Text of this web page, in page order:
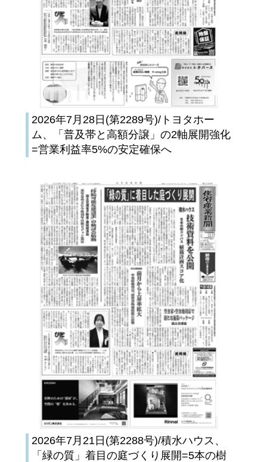
2026年7月28日(第2289号)/トヨタホー
ム、「普及帯と高額分譲」の2軸展開強化
=営業利益率5%の安定確保へ
2026年7月21日(第2288号)/積水ハウス、
「緑の質」着目の庭づくり展開=5本の樹